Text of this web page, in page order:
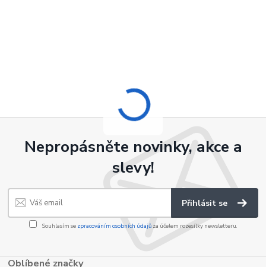
Nepropásněte novinky, akce a
slevy!
Přihlásit se
Souhlasím se zpracováním osobních údajůza účelem rozesílky newsletteru.
Oblíbené značky